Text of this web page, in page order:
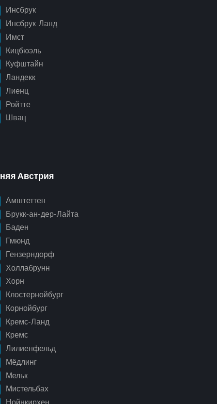
Инсбрук
Инсбрук-Ланд
Имст
Кицбюэль
Куфштайн
Ландекк
Лиенц
Ройтте
Швац
Австрия
Амштеттен
Брукк-ан-дер-Лайта
Баден
Гмюнд
Гензерндорф
Холлабрунн
Хорн
Клостернойбург
Корнойбург
Кремс-Ланд
Кремс
Лилиенфельд
Мёдлинг
Мельк
Мистельбах